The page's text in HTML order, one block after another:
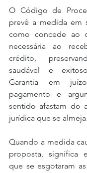
O Código de
prevê a medida em
como concede ao
necessária ao
crédito,
saudável e
Garantia em
pagamento e
sentido afastam do
jurídica que se almeja.
Quando a medida
proposta, significa
que se esgotaram